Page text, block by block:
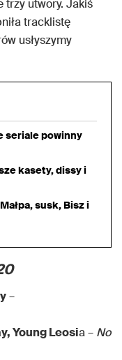
trzy utwory. Jakiś
tracklistę
usłyszymy
seriale powinny
kasety, dissy i
susk, Bisz i
–
Young Leosia – No